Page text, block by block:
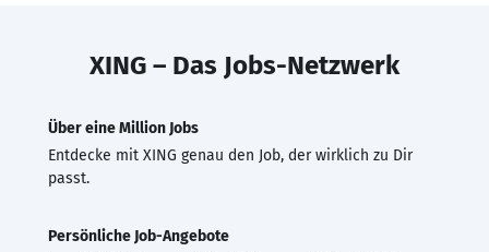
XING – Das Jobs-Netzwerk
Über eine Million Jobs
Entdecke mit XING genau den Job, der wirklich zu Dir
passt.
Persönliche Job-Angebote